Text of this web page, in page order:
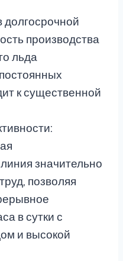
долгосрочной
производства
льда
к существенной
значительно
позволяя
в сутки с
и высокой